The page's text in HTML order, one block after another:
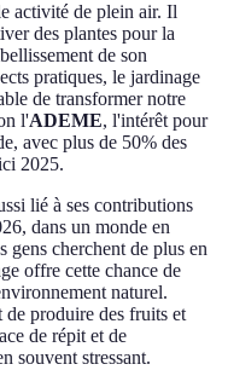
activité de plein air. Il
des plantes pour la
de son
pratiques, le jardinage
de transformer notre
l'ADEME, l'intérêt pour
avec plus de 50% des
2025.
lié à ses contributions
dans un monde en
gens cherchent de plus en
offre cette chance de
naturel.
produire des fruits et
de répit et de
souvent stressant.